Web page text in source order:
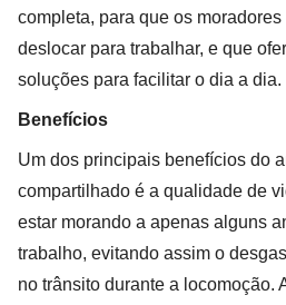
completa, para que os
deslocar para trabalhar, e que
soluções para facilitar o dia a dia.
Benefícios
Um dos principais benefícios do
compartilhado é a qualidade de
estar morando a apenas alguns
trabalho, evitando assim o
no trânsito durante a locomoção.